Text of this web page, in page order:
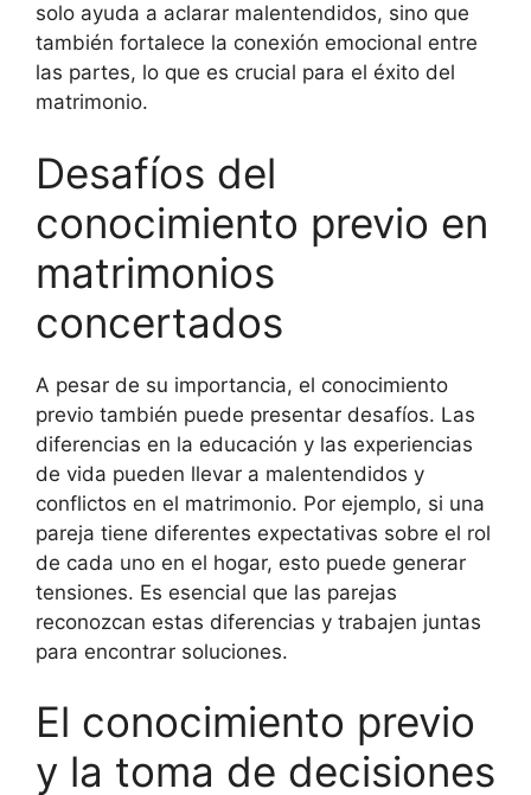
solo ayuda a aclarar malentendidos, sino que
también fortalece la conexión emocional entre
las partes, lo que es crucial para el éxito del
matrimonio.
Desafíos del
conocimiento previo en
matrimonios
concertados
A pesar de su importancia, el conocimiento
previo también puede presentar desafíos. Las
diferencias en la educación y las experiencias
de vida pueden llevar a malentendidos y
conflictos en el matrimonio. Por ejemplo, si una
pareja tiene diferentes expectativas sobre el rol
de cada uno en el hogar, esto puede generar
tensiones. Es esencial que las parejas
reconozcan estas diferencias y trabajen juntas
para encontrar soluciones.
El conocimiento previo
y la toma de decisiones